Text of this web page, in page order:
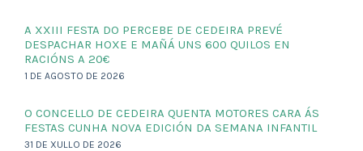
A XXIII FESTA DO PERCEBE DE CEDEIRA PREVÉ
DESPACHAR HOXE E MAÑÁ UNS 600 QUILOS EN
RACIÓNS A 20€
1 DE AGOSTO DE 2026
O CONCELLO DE CEDEIRA QUENTA MOTORES CARA ÁS
FESTAS CUNHA NOVA EDICIÓN DA SEMANA INFANTIL
31 DE XULLO DE 2026